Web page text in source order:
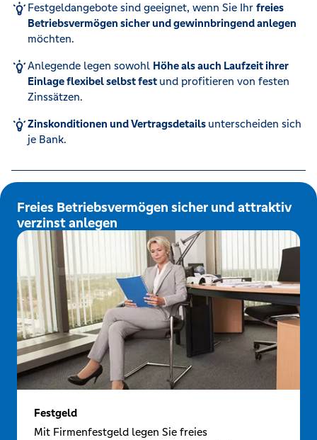
Festgeldangebote sind geeignet, wenn Sie Ihr freies
Betriebsvermögen sicher und gewinnbringend anlegen
möchten.
Anlegende legen sowohl Höhe als auch Laufzeit ihrer
Einlage flexibel selbst fest und profitieren von festen
Zinssätzen.
Zinskonditionen und Vertragsdetails unterscheiden sich
je Bank.
Freies Betriebsvermögen sicher und attraktiv
verzinst anlegen
Festgeld
Mit Firmenfestgeld legen Sie freies